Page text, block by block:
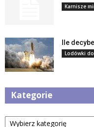
Karnisze
Ile
Lodówki
Kategorie
Kategorie